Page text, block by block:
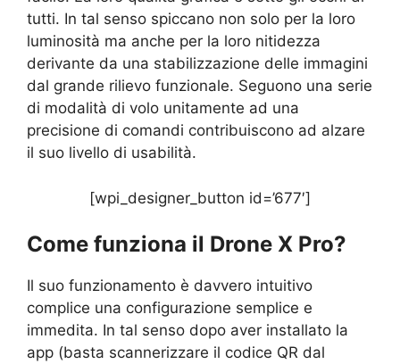
tutti. In tal senso spiccano non solo per la loro
luminosità ma anche per la loro nitidezza
derivante da una stabilizzazione delle immagini
dal grande rilievo funzionale. Seguono una serie
di modalità di volo unitamente ad una
precisione di comandi contribuiscono ad alzare
il suo livello di usabilità.
[wpi_designer_button id=’677′]
Come funziona il Drone X Pro?
Il suo funzionamento è davvero intuitivo
complice una configurazione semplice e
immedita. In tal senso dopo aver installato la
app (basta scannerizzare il codice QR dal